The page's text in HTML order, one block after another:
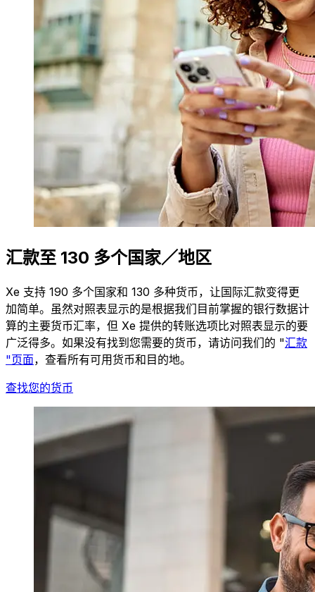
汇款至 130 多个国家／地区
Xe 支持 190 多个国家和 130 多种货币，让国际汇款变得更
加简单。虽然对照表显示的是根据我们目前掌握的银行数据计
算的主要货币汇率，但 Xe 提供的转账选项比对照表显示的要
广泛得多。如果没有找到您需要的货币，请访问我们的 "汇款
"页面，查看所有可用货币和目的地。
查找您的货币